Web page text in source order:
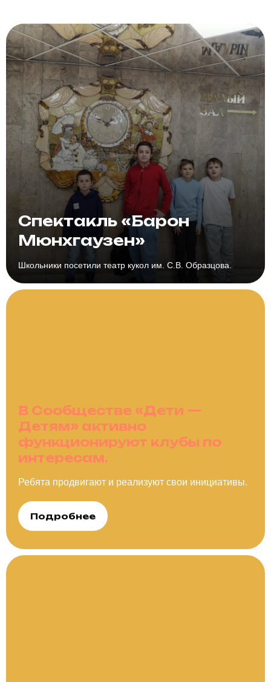
Спектакль «Барон
Мюнхгаузен»
Школьники посетили театр кукол им. С.В. Образцова.
В Сообществе «Дети —
Детям» активно
функционируют клубы по
интересам.
Ребята продвигают и реализуют свои инициативы.
Подробнее